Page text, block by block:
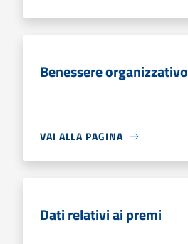
Benessere organizzativo
VAI ALLA PAGINA
Dati relativi ai premi